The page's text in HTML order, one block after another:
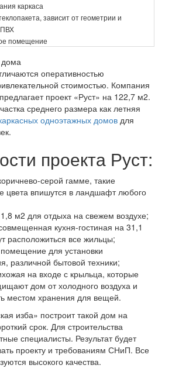
каркаса
зависит от геометрии и
ПВХ
помещение
оперативностью
стоимостью. Компания
проект «Руст» на 122,7 м2.
среднего размера как летняя
одноэтажных домов для
проекта Руст:
серой гамме, такие
цвета впишутся в ландшафт любого
м2 для отдыха на свежем воздухе;
кухня-гостиная на 31,1
расположиться все жильцы;
для установки
различной бытовой техники;
на входе с крыльца, которые
дом от холодного воздуха и
местом хранения для вещей.
изба» построит такой дом на
срок. Для строительства
специалисты. Результат будет
проекту и требованиям СНиП. Все
высокого качества.